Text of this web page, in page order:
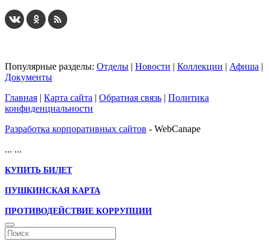
Популярные разделы: Отделы | Новости | Коллекции | Афиша |
Документы
Главная | Карта сайта | Обратная связь | Политика
конфиденциальности
Разработка корпоративных сайтов - WebCanape
... ...
КУПИТЬ БИЛЕТ
ПУШКИНСКАЯ КАРТА
ПРОТИВОДЕЙСТВИЕ КОРРУПЦИИ